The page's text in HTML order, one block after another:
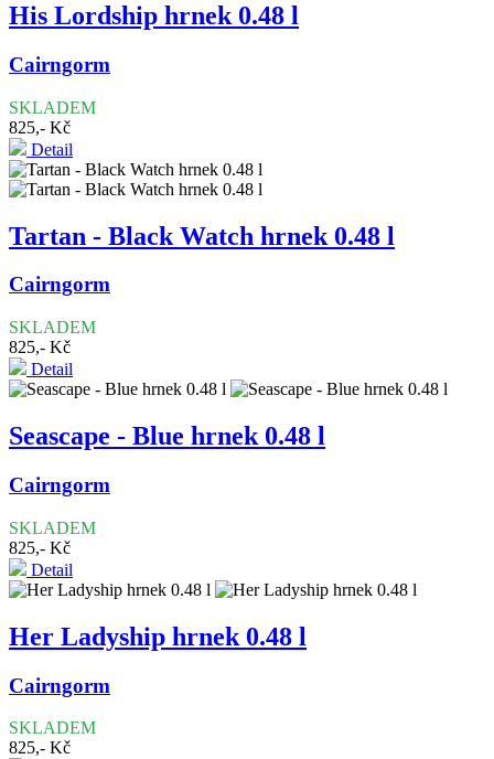
His Lordship hrnek 0.48 l
Cairngorm
SKLADEM
825,- Kč
Detail
Tartan - Black Watch hrnek 0.48 l
Cairngorm
SKLADEM
825,- Kč
Detail
Seascape - Blue hrnek 0.48 l
Cairngorm
SKLADEM
825,- Kč
Detail
Her Ladyship hrnek 0.48 l
Cairngorm
SKLADEM
825,- Kč